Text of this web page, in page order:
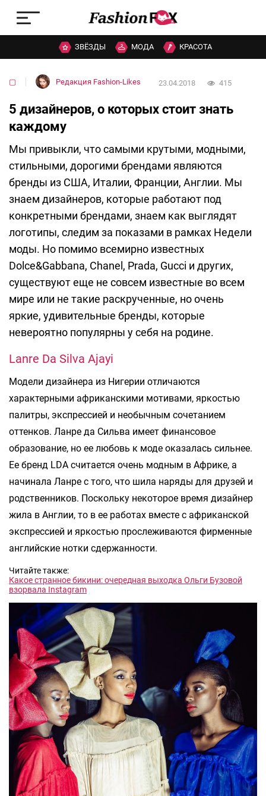
ЗВЁЗДЫ МОДА КРАСОТА
▢ Редакция Fashion-Likes 23.04.2018 415
5 дизайнеров, о которых стоит знать
каждому
Мы привыкли, что самыми крутыми, модными,
стильными, дорогими брендами являются
бренды из США, Италии, Франции, Англии. Мы
знаем дизайнеров, которые работают под
конкретными брендами, знаем как выглядят
логотипы, следим за показами в рамках Недели
моды. Но помимо всемирно известных
Dolce&Gabbana, Chanel, Prada, Gucci и других,
существуют еще не совсем известные во всем
мире или не такие раскрученные, но очень
яркие, удивительные бренды, которые
невероятно популярны у себя на родине.
Lanre Da Silva Ajayi
Модели дизайнера из Нигерии отличаются
характерными африканскими мотивами, яркостью
палитры, экспрессией и необычным сочетанием
оттенков. Ланре да Сильва имеет финансовое
образование, но ее любовь к моде оказалась сильнее.
Ее бренд LDA считается очень модным в Африке, а
начинала Ланре с того, что шила наряды для друзей и
родственников. Поскольку некоторое время дизайнер
жила в Англии, то в ее работах вместе с африканской
экспрессией и яркостью прослеживаются фирменные
английские нотки сдержанности.
Читайте также:
Какое странное бикини: очередная выходка Ольги Бузовой
взорвала Instagram